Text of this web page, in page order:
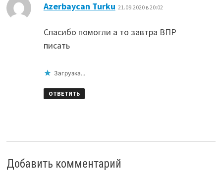
Azerbaycan Turku 21.09.2020 в 20:02
Спасибо помогли а то завтра ВПР
писать
Загрузка...
ОТВЕТИТЬ
Добавить комментарий